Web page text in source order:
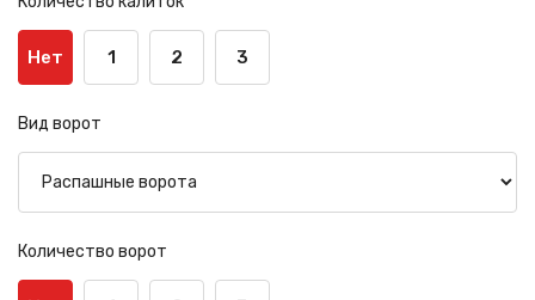
Нет 1 2 3
Вид ворот
Количество ворот